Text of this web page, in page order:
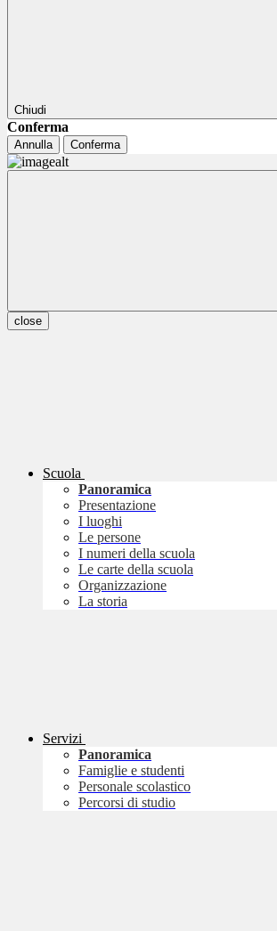
Chiudi
Conferma
Annulla Conferma
close
Scuola
Panoramica
Presentazione
I luoghi
Le persone
I numeri della scuola
Le carte della scuola
Organizzazione
La storia
Servizi
Panoramica
Famiglie e studenti
Personale scolastico
Percorsi di studio